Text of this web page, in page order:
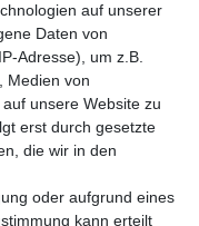
auf unserer
Daten von
Adresse), um z.B.
Medien von
unsere Website zu
erst durch gesetzte
die wir in den
oder aufgrund eines
kann erteilt